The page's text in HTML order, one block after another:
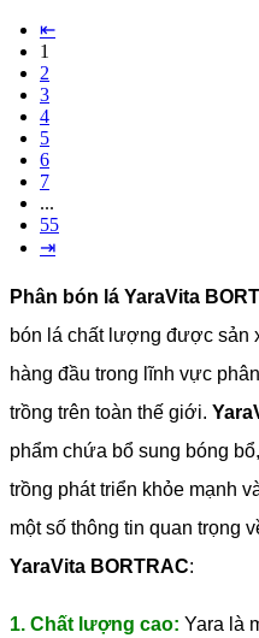
⇤
1
2
3
4
5
6
7
...
55
⇥
Phân bón lá YaraVita
bón lá chất lượng được sản
hàng đầu trong lĩnh vực
trồng trên toàn thế giới.
phẩm chứa bổ sung bóng
trồng phát triển khỏe mạnh
một số thông tin quan trọng
YaraVita BORTRAC:
1. Chất lượng cao: Yara là